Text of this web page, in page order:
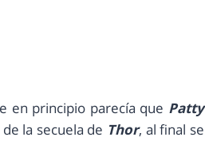
en principio parecía que Patty
la secuela de Thor, al final se